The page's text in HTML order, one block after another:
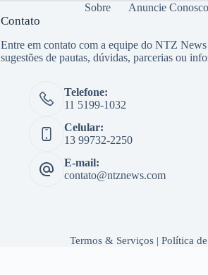
Sobre Anuncie Conosco
Contato
Entre em contato com a equipe do NTZ News
sugestões de pautas, dúvidas, parcerias ou
Telefone:
11 5199-1032
Celular:
13 99732-2250
E-mail:
contato@ntznews.com
Termos & Serviços| Política